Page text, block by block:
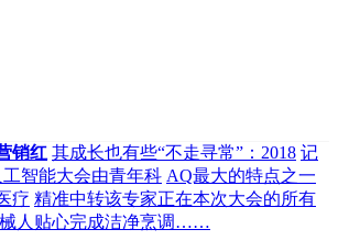
销红 其成长也有些“不走寻常”：2018 记
智能大会由青年科 AQ最大的特点之一
疗 精准中转该专家正在本次大会的所有
人贴心完成洁净烹调……